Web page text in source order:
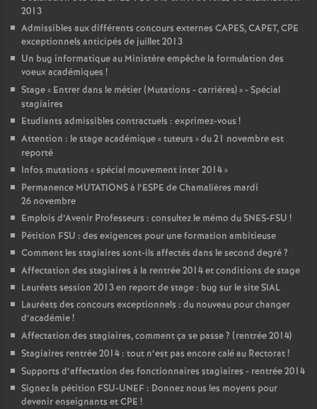
2013
Admissibles aux différents concours externes CAPES, CAPET, CPE
exceptionnels anticipés de juillet 2013
Un bug informatique au Ministère empêche la formulation des
voeux académiques !
Stage « Entrer dans le métier (Mutations - carrières)» - Spécial
stagiaires
Etudiants admissibles contractuels : exprimez-vous !
Attention : le stage académique «tuteurs » du 21 novembre est
reporté
Infos mutations «spécial mouvement inter 2014»
Permanence MUTATIONS à l’ESPE de Chamalières mardi
26 novembre
Emplois d’Avenir Professeurs : consultez le mémo du SNES-FSU !
Pétition FSU : des exigences pour une formation ambitieuse
Comment les stagiaires sont-ils affectés dans le second degré?
Affectation des stagiaires à la rentrée 2014 et conditions de stage
Lauréats session 2013 en report de stage : bug sur le site SIAL
Lauréats des concours exceptionnels : du nouveau pour changer
d’académie!
Affectation des stagiaires, comment ça se passe? (rentrée 2014)
Stagiaires rentrée 2014 : tout n’est pas encore calé au Rectorat!
Supports d’affectation des fonctionnaires stagiaires - rentrée 2014
Signez la pétition FSU-UNEF : Donnez nous les moyens pour
devenir enseignants et CPE !